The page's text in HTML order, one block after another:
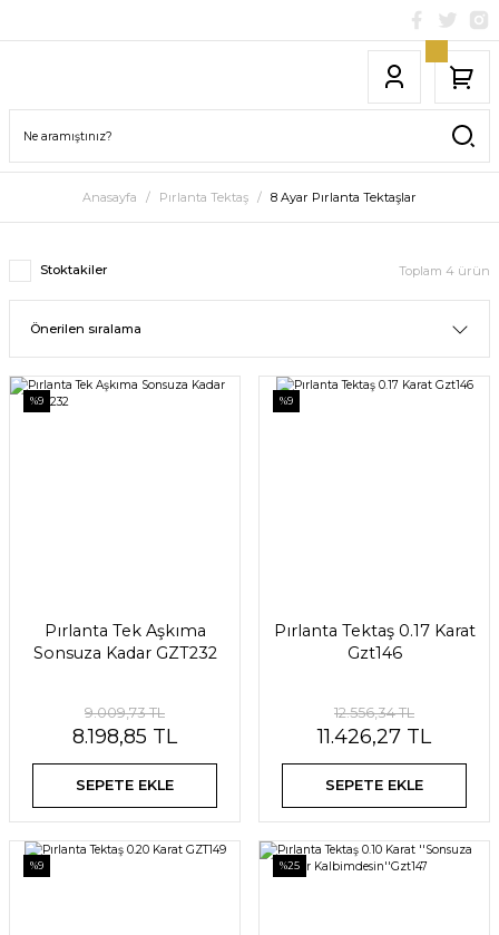
Anasayfa Pırlanta Tektaş 8 Ayar Pırlanta Tektaşlar
Stoktakiler Toplam 4 ürün
%9
Pırlanta Tek Aşkıma
Sonsuza Kadar GZT232
9.009,73 TL
8.198,85 TL
SEPETE EKLE
%9
Pırlanta Tektaş 0.17 Karat
Gzt146
12.556,34 TL
11.426,27 TL
SEPETE EKLE
%9 %25